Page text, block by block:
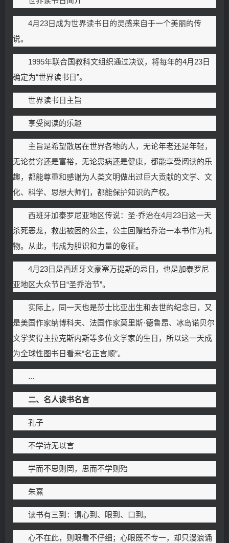
4月23日成为世界读书日的灵感来自于一个美丽的传
说。
1995年联合国教科文组织通过决议，将每年的4月23日
确定为“世界读书日”。
世界读书日主旨
享受阅读的乐趣
主旨是希望散居在世界各地的人，无论年老还是年轻，
无论贫穷还是富裕，无论患病还是健康，都能享受阅读的乐
趣，都能尊重和感谢为人类文明做出过巨大贡献的文学、文
化、科学、思想大师们，都能保护知识的产权。
西班牙加泰罗尼亚地区传说：圣·乔治在4月23日这一天
杀死恶龙，救出被困的公主，公主回赠给乔治一本书作为礼
物。从此，书成为胆识和力量的象征。
4月23日是西班牙文豪塞万提斯的忌日，也是加泰罗尼
亚地区大众节日“圣乔治节”。
实际上，同一天也是莎士比亚出生和去世的纪念日，又
是美国作家纳博科夫、法国作家莫里斯·德鲁昂、冰岛诺贝尔
文学奖得主拉克斯内斯等多位文学家的生日，所以这一天成
为全球性图书日看来“名正言顺”。
...
二、名人读书名言
孔子
不学诗无以言
学而不思则罔，思而不学则殆
朱熹
读书有三到：谓心到、眼到、口到。
心不在此，则眼看不仔细；心眼既不专一，却只漫浪诵